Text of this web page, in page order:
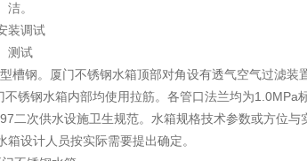
洁。
装调试
测试
槽钢。厦门不锈钢水箱顶部对角设有透气空气过滤装
锈钢水箱内部均使用拉筋。各管口法兰均为1.0MPa
二次供水设施卫生规范。水箱规格技术参数或方位与
设计人员按实际需要提出确定。